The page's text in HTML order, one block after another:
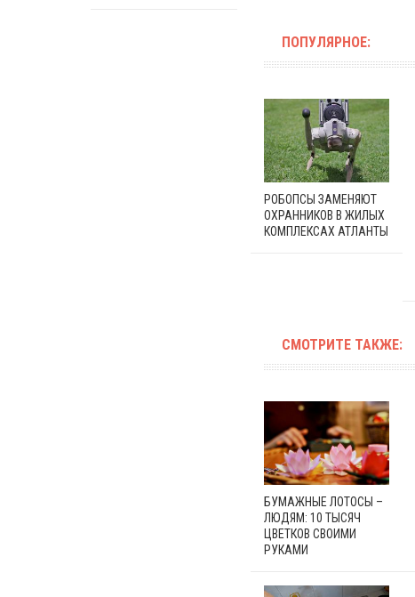
ПОПУЛЯРНОЕ:
РОБОПСЫ ЗАМЕНЯЮТ
ОХРАННИКОВ В ЖИЛЫХ
КОМПЛЕКСАХ АТЛАНТЫ
СМОТРИТЕ ТАКЖЕ:
БУМАЖНЫЕ ЛОТОСЫ –
ЛЮДЯМ: 10 ТЫСЯЧ
ЦВЕТКОВ СВОИМИ
РУКАМИ